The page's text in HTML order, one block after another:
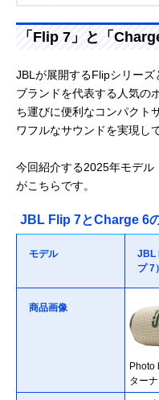
「Flip 7」と「
JBLが展開するFlipシリーズ
ブランドを代表する人気の
ち運びに便利なコンパクト
ワフルなサウンドを実現し
今回紹介する2025年モデ
がこちらです。
JBL Flip 7とCharge 6
モデル
JBL
プ 7）
商品画像
Photo
ター